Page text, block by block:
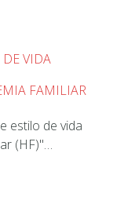
DE VIDA
FAMILIAR
estilo de vida
(HF)"…